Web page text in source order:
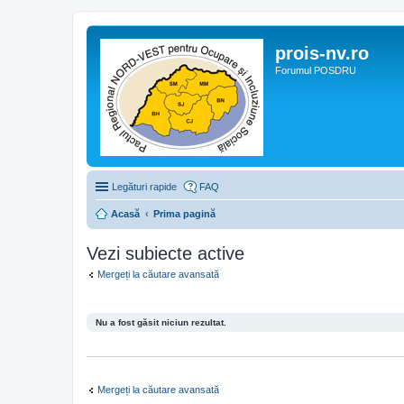
prois-nv.ro
Forumul POSDRU
Legături rapide FAQ
Acasă Prima pagină
Vezi subiecte active
Mergeți la căutare avansată
Nu a fost găsit niciun rezultat.
Mergeți la căutare avansată